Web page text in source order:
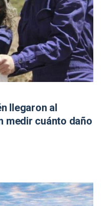
llegaron al
medir cuánto daño